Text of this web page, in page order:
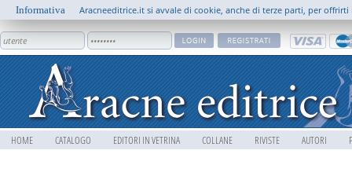
HOME CATALOGO EDITORI IN VETRINA COLLANE RIVISTE AUTORI
Informativa Aracneeditrice.it si avvale di cookie, anche di terze parti, per